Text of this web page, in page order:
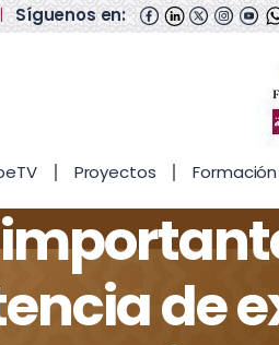
Síguenos en:
Proyectos Formación
de